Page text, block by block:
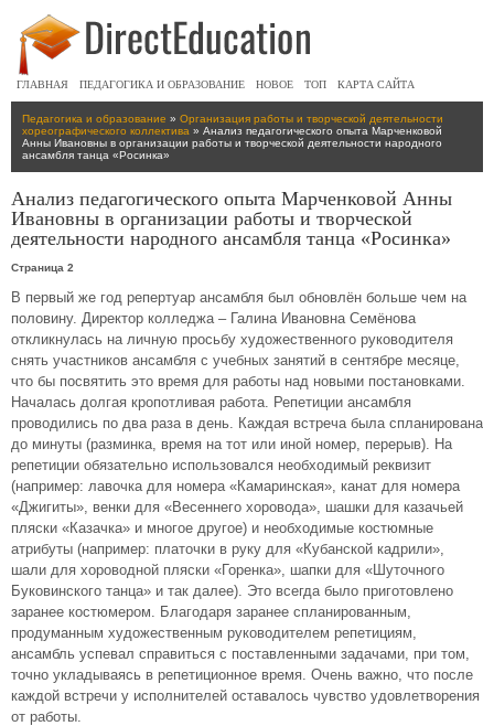
ГЛАВНАЯ ПЕДАГОГИКА И ОБРАЗОВАНИЕ НОВОЕ ТОП КАРТА САЙТА
Педагогика и образование » Организация работы и творческой деятельности
хореографического коллектива » Анализ педагогического опыта Марченковой
Анны Ивановны в организации работы и творческой деятельности народного
ансамбля танца «Росинка»
Анализ педагогического опыта Марченковой Анны
Ивановны в организации работы и творческой
деятельности народного ансамбля танца «Росинка»
Страница 2
В первый же год репертуар ансамбля был обновлён больше чем на
половину. Директор колледжа – Галина Ивановна Семёнова
откликнулась на личную просьбу художественного руководителя
снять участников ансамбля с учебных занятий в сентябре месяце,
что бы посвятить это время для работы над новыми постановками.
Началась долгая кропотливая работа. Репетиции ансамбля
проводились по два раза в день. Каждая встреча была спланирована
до минуты (разминка, время на тот или иной номер, перерыв). На
репетиции обязательно использовался необходимый реквизит
(например: лавочка для номера «Камаринская», канат для номера
«Джигиты», венки для «Весеннего хоровода», шашки для казачьей
пляски «Казачка» и многое другое) и необходимые костюмные
атрибуты (например: платочки в руку для «Кубанской кадрили»,
шали для хороводной пляски «Горенка», шапки для «Шуточного
Буковинского танца» и так далее). Это всегда было приготовлено
заранее костюмером. Благодаря заранее спланированным,
продуманным художественным руководителем репетициям,
ансамбль успевал справиться с поставленными задачами, при том,
точно укладываясь в репетиционное время. Очень важно, что после
каждой встречи у исполнителей оставалось чувство удовлетворения
от работы.